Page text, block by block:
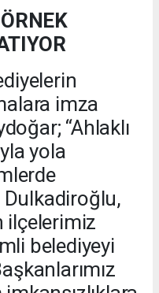
imza
“Ahlaklı
yola
Dulkadiroğlu,
ilçelerimiz
belediyeyi